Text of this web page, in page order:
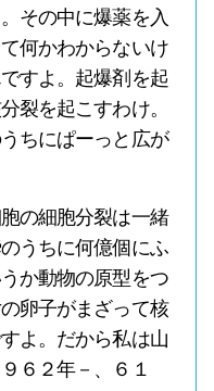
その中に爆薬を入
何かわからないけ
すよ。起爆剤を起
裂を起こすわけ。
ちにぱーっと広が
の細胞分裂は一緒
うちに何億個にふ
か動物の原型をつ
卵子がまざって核
よ。だから私は山
６２年－、６１